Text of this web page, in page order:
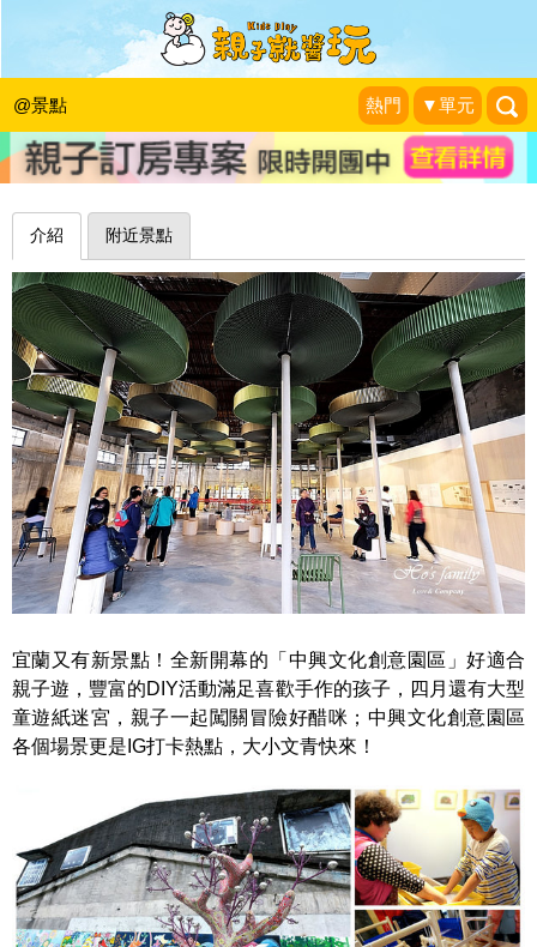
@景點 熱門 ▼單元
超大紙迷宮！晚了你就玩不到～宜蘭中
興文化創意園區
1＋1＝3 玩學樂生活|2018-04-09
介紹 附近景點
宜蘭又有新景點！全新開幕的「中興文化創意園區」好適合
親子遊，豐富的DIY活動滿足喜歡手作的孩子，四月還有大型
童遊紙迷宮，親子一起闖關冒險好醋咪；中興文化創意園區
各個場景更是IG打卡熱點，大小文青快來！